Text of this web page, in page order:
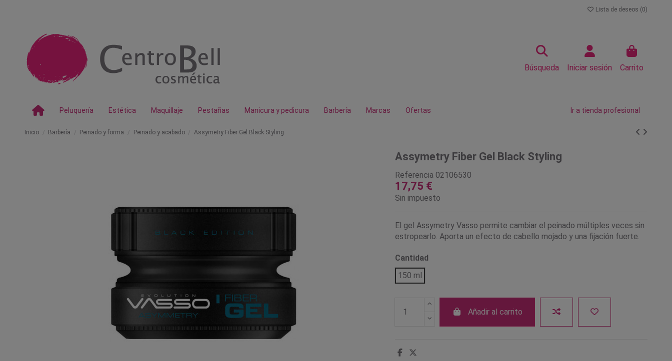
Lista de deseos (0)
Búsqueda Iniciar sesión Carrito
Peluquería Estética Maquillaje Pestañas Manicura y pedicura Barbería Marcas Ofertas Ir a tienda profesional
Inicio Barbería Peinado y forma Peinado y acabado Assymetry Fiber Gel Black Styling
Assymetry Fiber Gel Black Styling
Referencia 02106530
17,75 €
Sin impuesto
El gel Assymetry Vasso permite cambiar el peinado múltiples veces sin
estropearlo. Aporta un efecto de cabello mojado y una fijación fuerte.
Cantidad
150 ml
Añadir al carrito